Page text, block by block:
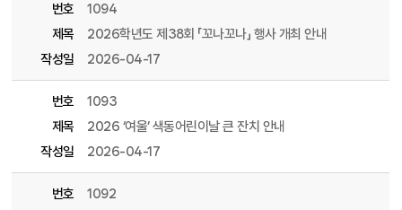
번호
1094
제목
2026학년도 제38회 「꼬나꼬나」 행사 개최 안내
작성일
2026-04-17
번호
1093
제목
2026 ‘여울’ 색동어린이날 큰 잔치 안내
작성일
2026-04-17
번호
1092